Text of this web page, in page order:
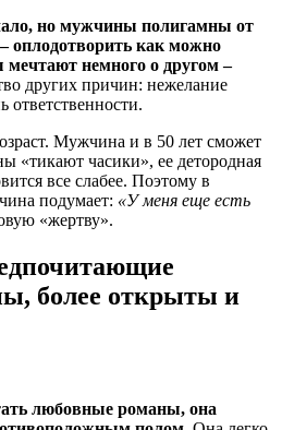
но мужчины полигамны от
оплодотворить как можно
немного о другом –
других причин: нежелание
ответственности.
Мужчина и в 50 лет сможет
«тикают часики», ее детородная
все слабее. Поэтому в
подумает: «У меня еще есть
«жертву».
более открыты и
любовные романы, она